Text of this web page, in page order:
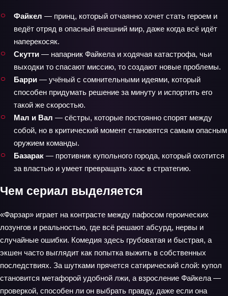
Файкел — принц, который отчаянно хочет стать героем и
ведёт отряд в опасный внешний мир, даже когда всё идёт
наперекосяк.
Скутти — напарник Файкела и ходячая катастрофа, чьи
выходки то спасают миссию, то создают новые проблемы.
Барри — учёный с сомнительными идеями, который
способен придумать решение за минуту и испортить его
такой же скоростью.
Мал и Вал — сёстры, которые постоянно спорят между
собой, но в критический момент становятся самым опасным
оружием команды.
Базарак — противник купольного города, который охотится
за властью и умеет превращать хаос в стратегию.
Чем сериал выделяется
«Фарзар» играет на контрасте между пафосом героических
лозунгов и реальностью, где всё решают абсурд, нервы и
случайные ошибки. Комедия здесь грубоватая и быстрая, а
экшен часто выглядит как попытка выжить в собственных
последствиях. За шутками прячется сатирический слой: купол
становится метафорой удобной лжи, а взросление Файкела —
проверкой, способен ли он выбрать правду, даже если она